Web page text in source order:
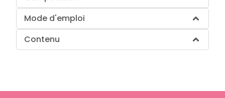
Mode d'emploi
Contenu